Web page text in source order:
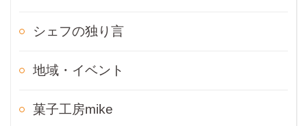
シェフの独り言
地域・イベント
菓子工房mike